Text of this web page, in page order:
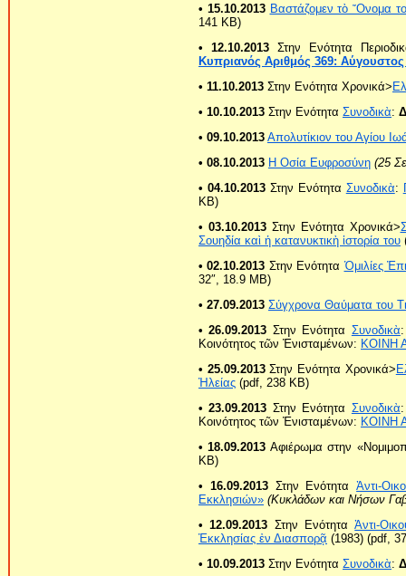
• 15.10.2013 Βαστάζομεν τὸ ῎Ονομα
141 KB)
• 12.10.2013 Στην Ενότητα
Κυπριανός Αριθμός 369: Αύγουστος
• 11.10.2013 Στην Ενότητα Χρονικά>
• 10.10.2013 Στην Ενότητα Συνοδικὰ:
• 09.10.2013 Απολυτίκιον του Αγίου
• 08.10.2013 Η Οσία Ευφροσύνη (25
• 04.10.2013Στην Ενότητα Συνοδικὰ:
KB)
• 03.10.2013Στην Ενότητα Χρονικά>
Σουηδία καὶ ἡ κατανυκτικὴ ἱστορία του
• 02.10.2013 Στην Ενότητα Ὁμιλίες
32″, 18.9 MB)
• 27.09.2013 Σύγχρονα Θαύματα του
• 26.09.2013 Στην Ενότητα Συνοδικὰ
Κοινότητος τῶν Ἐνισταμένων: ΚΟΙΝΗ
• 25.09.2013Στην Ενότητα Χρονικά>
Ἠλείας (pdf, 238 KB)
• 23.09.2013 Στην Ενότητα Συνοδικὰ
Κοινότητος τῶν Ἐνισταμένων: ΚΟΙΝΗ
• 18.09.2013 Αφιέρωμα στην
KB)
• 16.09.2013Στην ΕνότηταἈντι-
Εκκλησιών» (Κυκλάδων και Νήσων
• 12.09.2013 Στην ΕνότηταἈντι-
Ἐκκλησίας ἐν Διασπορᾷ (1983) (pdf,
• 10.09.2013 Στην Ενότητα Συνοδικὰ: